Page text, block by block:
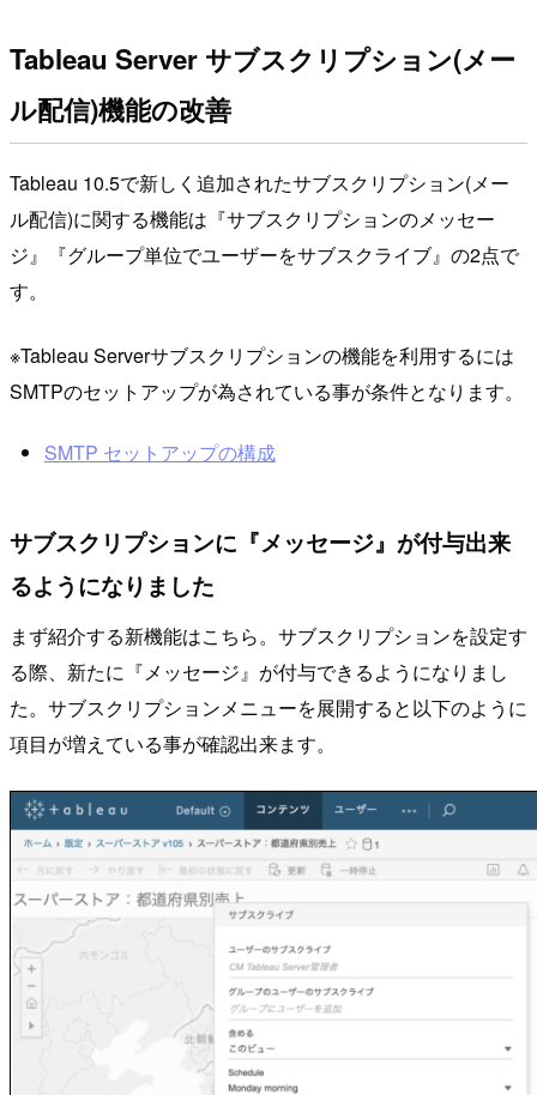
Tableau Server サブスクリプション(メー
ル配信)機能の改善
Tableau 10.5で新しく追加されたサブスクリプション(メー
ル配信)に関する機能は『サブスクリプションのメッセー
ジ』『グループ単位でユーザーをサブスクライブ』の2点で
す。
※Tableau Serverサブスクリプションの機能を利用するには
SMTPのセットアップが為されている事が条件となります。
SMTP セットアップの構成
サブスクリプションに『メッセージ』が付与出来
るようになりました
まず紹介する新機能はこちら。サブスクリプションを設定す
る際、新たに『メッセージ』が付与できるようになりまし
た。サブスクリプションメニューを展開すると以下のように
項目が増えている事が確認出来ます。